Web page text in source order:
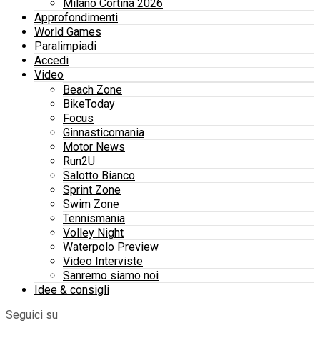
Milano Cortina 2026
Approfondimenti
World Games
Paralimpiadi
Accedi
Video
Beach Zone
BikeToday
Focus
Ginnasticomania
Motor News
Run2U
Salotto Bianco
Sprint Zone
Swim Zone
Tennismania
Volley Night
Waterpolo Preview
Video Interviste
Sanremo siamo noi
Idee & consigli
Seguici su